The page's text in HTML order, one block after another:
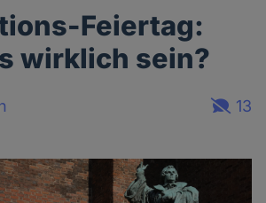
Feiertag:
wirklich sein?
13